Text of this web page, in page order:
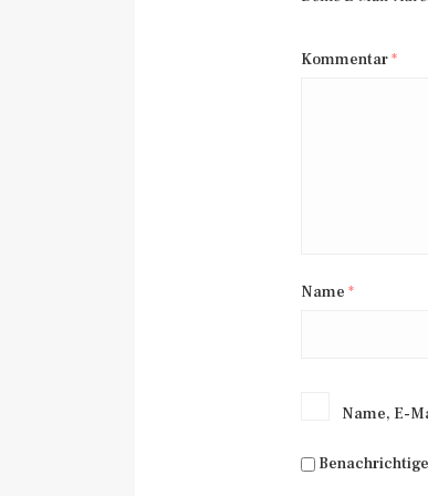
Kommentar*
Name *
Name, E-